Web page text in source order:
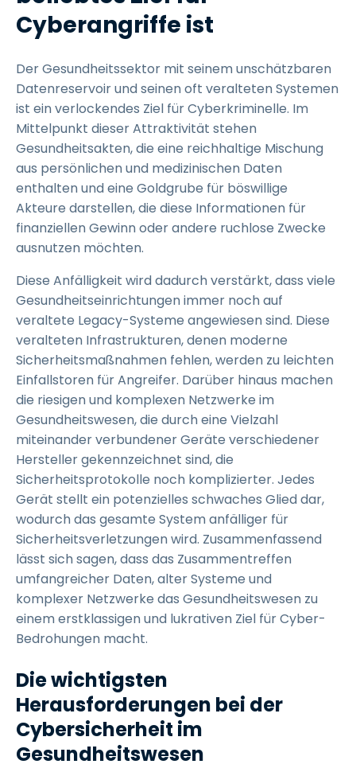
Cyberangriffe ist
Der Gesundheitssektor mit seinem unschätzbaren
Datenreservoir und seinen oft veralteten Systemen
ist ein verlockendes Ziel für Cyberkriminelle. Im
Mittelpunkt dieser Attraktivität stehen
Gesundheitsakten, die eine reichhaltige Mischung
aus persönlichen und medizinischen Daten
enthalten und eine Goldgrube für böswillige
Akteure darstellen, die diese Informationen für
finanziellen Gewinn oder andere ruchlose Zwecke
ausnutzen möchten.
Diese Anfälligkeit wird dadurch verstärkt, dass viele
Gesundheitseinrichtungen immer noch auf
veraltete Legacy-Systeme angewiesen sind. Diese
veralteten Infrastrukturen, denen moderne
Sicherheitsmaßnahmen fehlen, werden zu leichten
Einfallstoren für Angreifer. Darüber hinaus machen
die riesigen und komplexen Netzwerke im
Gesundheitswesen, die durch eine Vielzahl
miteinander verbundener Geräte verschiedener
Hersteller gekennzeichnet sind, die
Sicherheitsprotokolle noch komplizierter. Jedes
Gerät stellt ein potenzielles schwaches Glied dar,
wodurch das gesamte System anfälliger für
Sicherheitsverletzungen wird. Zusammenfassend
lässt sich sagen, dass das Zusammentreffen
umfangreicher Daten, alter Systeme und
komplexer Netzwerke das Gesundheitswesen zu
einem erstklassigen und lukrativen Ziel für Cyber-
Bedrohungen macht.
Die wichtigsten
Herausforderungen bei der
Cybersicherheit im
Gesundheitswesen